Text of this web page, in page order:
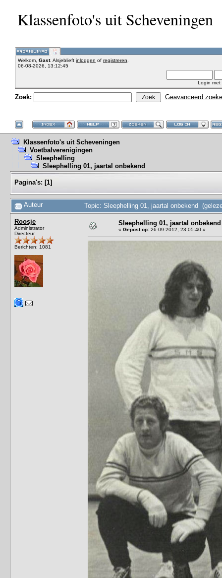
Klassenfoto's uit Scheveningen
Welkom, Gast. Alsjeblieft inloggen of registreren
06-08-2026, 13:12:45
Login met
Zoek: Geavanceerd
Klassenfoto's uit Scheveningen
Voetbalverenigingen
Sleephelling
Sleephelling 01, jaartal onbekend
Pagina's: [1]
Auteur Topic: Sleephelling 01, jaartal onbekend
Roosje
Administrator
Directeur
Berichten: 1081
Sleephelling 01, jaartal onbekend
« Gepost op: 26-09-2012, 23:05:40 »